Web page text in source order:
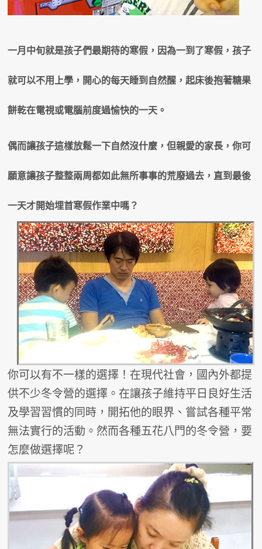
一月中旬就是孩子們最期待的寒假，因為一到了寒假，孩子
就可以不用上學，開心的每天睡到自然醒，起床後抱著糖果
餅乾在電視或電腦前度過愉快的一天。
偶而讓孩子這樣放鬆一下自然沒什麼，但親愛的家長，你可
願意讓孩子整整兩周都如此無所事事的荒廢過去，直到最後
一天才開始埋首寒假作業中嗎？
你可以有不一樣的選擇！在現代社會，國內外都提
供不少冬令營的選擇。在讓孩子維持平日良好生活
及學習習慣的同時，開拓他的眼界、嘗試各種平常
無法實行的活動。然而各種五花八門的冬令營，要
怎麼做選擇呢？